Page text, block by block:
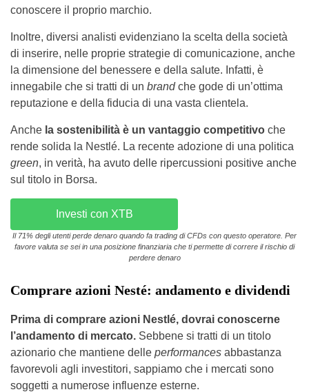
conoscere il proprio marchio.
Inoltre, diversi analisti evidenziano la scelta della società
di inserire, nelle proprie strategie di comunicazione, anche
la dimensione del benessere e della salute. Infatti, è
innegabile che si tratti di un brandche gode di un’ottima
reputazione e della fiducia di una vasta clientela.
Anche la sostenibilità è un vantaggio competitivo che
rende solida la Nestlé. La recente adozione di una politica
green, in verità, ha avuto delle ripercussioni positive anche
sul titolo in Borsa.
Investi con XTB
Il 71% degli utenti perde denaro quando fa trading di CFDs con questo operatore. Per
favore valuta se sei in una posizione finanziaria che ti permette di correre il rischio di
perdere denaro
Comprare azioni Nesté: andamento e dividendi
Prima di comprare azioni Nestlé, dovrai conoscerne
l’andamento di mercato. Sebbene si tratti di un titolo
azionario che mantiene delle performances abbastanza
favorevoli agli investitori, sappiamo che i mercati sono
soggetti a numerose influenze esterne.